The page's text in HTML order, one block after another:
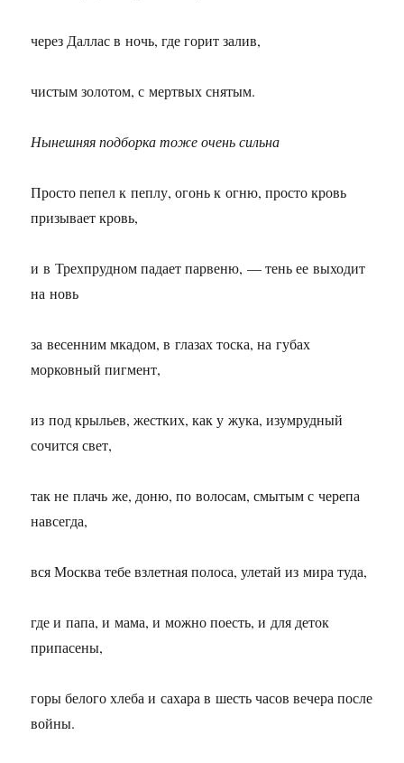
через Даллас в ночь, где горит залив,
чистым золотом, с мертвых снятым.
Нынешняя подборка тоже очень сильна
Просто пепел к пеплу, огонь к огню, просто кровь
призывает кровь,
и в Трехпрудном падает парвеню, — тень ее выходит
на новь
за весенним мкадом, в глазах тоска, на губах
морковный пигмент,
из под крыльев, жестких, как у жука, изумрудный
сочится свет,
так не плачь же, доню, по волосам, смытым с черепа
навсегда,
вся Москва тебе взлетная полоса, улетай из мира туда,
где и папа, и мама, и можно поесть, и для деток
припасены,
горы белого хлеба и сахара в шесть часов вечера после
войны.